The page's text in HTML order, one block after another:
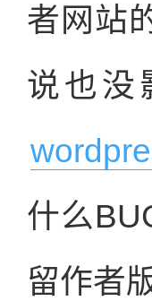
者网站
说也没
什么
留作者